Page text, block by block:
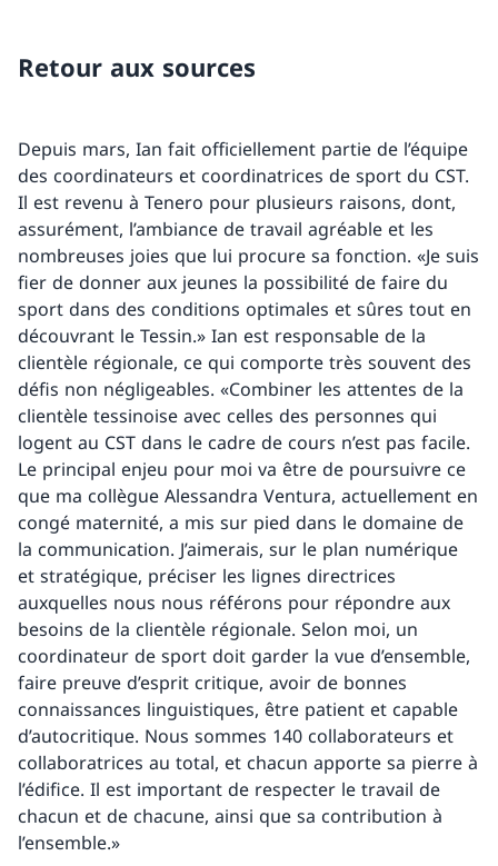
Retour aux sources
Depuis mars, Ian fait officiellement partie de l’équipe
des coordinateurs et coordinatrices de sport du CST.
Il est revenu à Tenero pour plusieurs raisons, dont,
assurément, l’ambiance de travail agréable et les
nombreuses joies que lui procure sa fonction. «Je suis
fier de donner aux jeunes la possibilité de faire du
sport dans des conditions optimales et sûres tout en
découvrant le Tessin.» Ian est responsable de la
clientèle régionale, ce qui comporte très souvent des
défis non négligeables. «Combiner les attentes de la
clientèle tessinoise avec celles des personnes qui
logent au CST dans le cadre de cours n’est pas facile.
Le principal enjeu pour moi va être de poursuivre ce
que ma collègue Alessandra Ventura, actuellement en
congé maternité, a mis sur pied dans le domaine de
la communication. J’aimerais, sur le plan numérique
et stratégique, préciser les lignes directrices
auxquelles nous nous référons pour répondre aux
besoins de la clientèle régionale. Selon moi, un
coordinateur de sport doit garder la vue d’ensemble,
faire preuve d’esprit critique, avoir de bonnes
connaissances linguistiques, être patient et capable
d’autocritique. Nous sommes 140 collaborateurs et
collaboratrices au total, et chacun apporte sa pierre à
l’édifice. Il est important de respecter le travail de
chacun et de chacune, ainsi que sa contribution à
l’ensemble.»